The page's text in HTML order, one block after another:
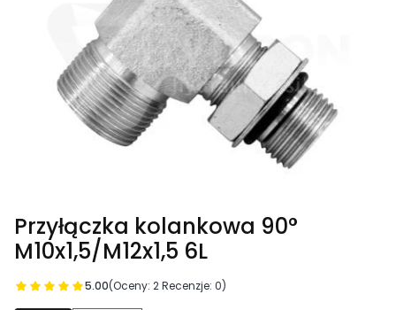
Przyłączka kolankowa 90°
M10x1,5/M12x1,5 6L
5.00(Oceny: 2 Recenzje: 0)